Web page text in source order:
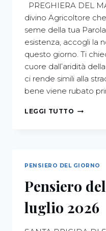
PREGHIERA DEL
divino Agricoltore
seme della tua
esistenza, accogli la
questo giorno. Ti
cuore dall’aridità
ci rende simili alla
bene viene rubato
LEGGI TUTTO
PENSIERO DEL GIORNO
Pensiero
luglio 2026